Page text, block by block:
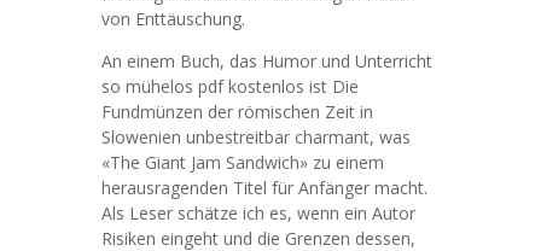
von Enttäuschung.
An einem Buch, das Humor und Unterricht
so mühelos pdf kostenlos ist Die
Fundmünzen der römischen Zeit in
Slowenien unbestreitbar charmant, was
«The Giant Jam Sandwich» zu einem
herausragenden Titel für Anfänger macht.
Als Leser schätze ich es, wenn ein Autor
Risiken eingeht und die Grenzen dessen,